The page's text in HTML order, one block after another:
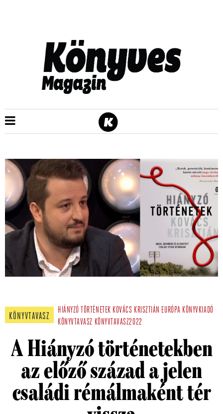
KÖNYVTAVASZ
HIÁNYZÓ TÖRTÉNETEK KOVÁCS KRISZTIÁN EURÓPA KÖNYVKIADÓ
KÖNYVTAVASZ KÖNYVTAVASZ2022
A Hiányzó történetekben
az előző század a jelen
családi rémálmaként tér